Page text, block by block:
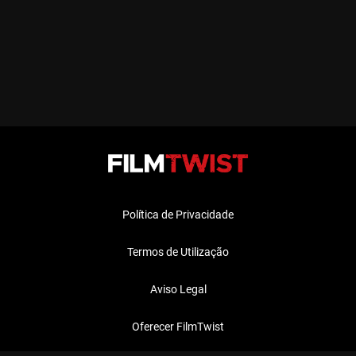
Política de Privacidade
Termos de Utilização
Aviso Legal
Oferecer FilmTwist